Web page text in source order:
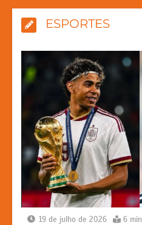
ESPORTES
19 de julho de 2026 6 min